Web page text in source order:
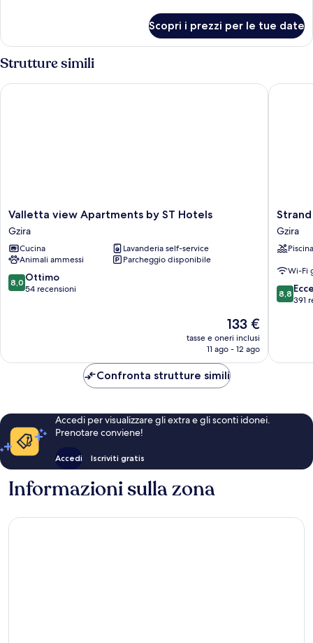
Apartment
N31
Scopri i prezzi per le tue date
Strutture simili
Valletta
view
Apartments
by
ST
Hotels
Gzira
Valletta view Apartments by ST Hotels
Gzira
Cucina
Lavanderia self-service
Animali ammessi
Parcheggio disponibile
8.0
su
8,0 Ottimo
54 recensioni
Il
prezzo
attuale
133 €
133 €
tasse e oneri inclusi
11 ago - 12 ago
Valletta view Apartments by ST Hotels
Strand
Suites
By
Neu
Gzira
Gzira
Piscina
Wi-Fi
8.8
su
8,8
391
Strand
Confronta strutture simili
Accedi per visualizzare gli extra e gli sconti idonei.
Prenotare conviene!
Accedi Iscriviti gratis
Informazioni sulla zona